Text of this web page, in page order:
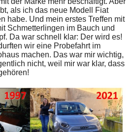
als ich das neue Modell Fiat
habe. Und mein erstes Treffen mit
Schmetterlingen im Bauch und
Da war schnell klar: Der wird es!
wir eine Probefahrt im
machen. Das war mir wichtig,
nicht, weil mir war klar, dass